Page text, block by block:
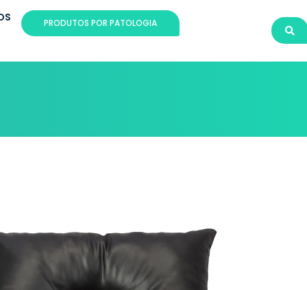
PRODUTOS POR PATOLOGIA